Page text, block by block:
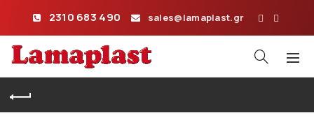
2310 683 490 sales@lamaplast.gr